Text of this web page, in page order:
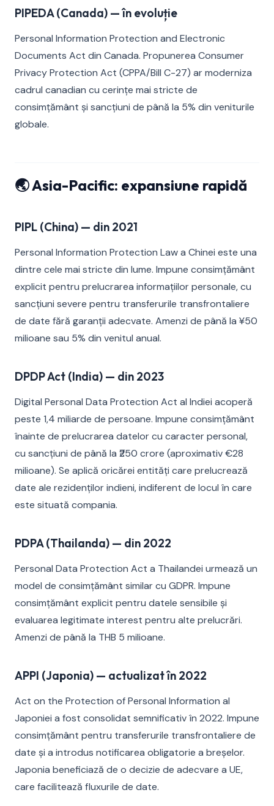
PIPEDA (Canada) — în evoluție
Personal Information Protection and Electronic
Documents Act din Canada. Propunerea Consumer
Privacy Protection Act (CPPA/Bill C-27) ar moderniza
cadrul canadian cu cerințe mai stricte de
consimțământ și sancțiuni de până la 5% din veniturile
globale.
🌏 Asia-Pacific: expansiune rapidă
PIPL (China) — din 2021
Personal Information Protection Law a Chinei este una
dintre cele mai stricte din lume. Impune consimțământ
explicit pentru prelucrarea informațiilor personale, cu
sancțiuni severe pentru transferurile transfrontaliere
de date fără garanții adecvate. Amenzi de până la ¥50
milioane sau 5% din venitul anual.
DPDP Act (India) — din 2023
Digital Personal Data Protection Act al Indiei acoperă
peste 1,4 miliarde de persoane. Impune consimțământ
înainte de prelucrarea datelor cu caracter personal,
cu sancțiuni de până la ₹250 crore (aproximativ €28
milioane). Se aplică oricărei entități care prelucrează
date ale rezidenților indieni, indiferent de locul în care
este situată compania.
PDPA (Thailanda) — din 2022
Personal Data Protection Act a Thailandei urmează un
model de consimțământ similar cu GDPR. Impune
consimțământ explicit pentru datele sensibile și
evaluarea legitimate interest pentru alte prelucrări.
Amenzi de până la THB 5 milioane.
APPI (Japonia) — actualizat în 2022
Act on the Protection of Personal Information al
Japoniei a fost consolidat semnificativ în 2022. Impune
consimțământ pentru transferurile transfrontaliere de
date și a introdus notificarea obligatorie a breșelor.
Japonia beneficiază de o decizie de adecvare a UE,
care facilitează fluxurile de date.